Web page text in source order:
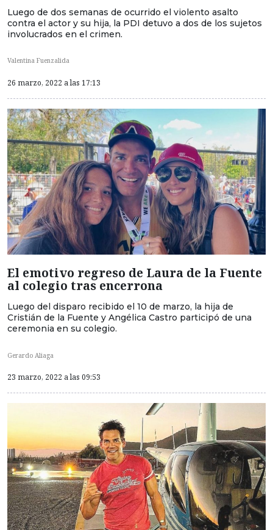
Luego de dos semanas de ocurrido el violento asalto
contra el actor y su hija, la PDI detuvo a dos de los sujetos
involucrados en el crimen.
Valentina Fuenzalida
26 marzo, 2022 a las 17:13
El emotivo regreso de Laura de la Fuente
al colegio tras encerrona
Luego del disparo recibido el 10 de marzo, la hija de
Cristián de la Fuente y Angélica Castro participó de una
ceremonia en su colegio.
Gerardo Aliaga
23 marzo, 2022 a las 09:53